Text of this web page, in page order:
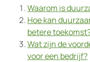
Waarom is
Hoe kan
betere
Wat zijn de
voor een bedrijf?